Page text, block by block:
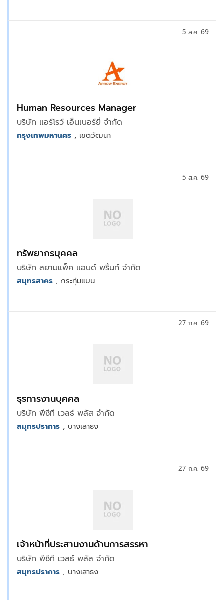
Human Resources Manager
บริษัท แอร์โรว์ เอ็นเนอร์ยี่ จำกัด
5 ส.ค. 69
กรุงเทพมหานคร , เขตวัฒนา
ทรัพยากรบุคคล
บริษัท สยามแพ็ค แอนด์ พริ้นท์ จำกัด
5 ส.ค. 69
สมุทรสาคร , กระทุ่มแบน
ธุรการงานบุคคล
บริษัท พีซีที เวลธ์ พลัส จำกัด
27 ก.ค. 69
สมุทรปราการ , บางเสาธง
เจ้าหน้าที่ประสานงานด้านการสรรหา
บริษัท พีซีที เวลธ์ พลัส จำกัด
27 ก.ค. 69
สมุทรปราการ , บางเสาธง